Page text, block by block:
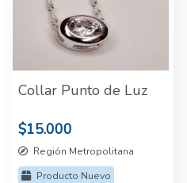
Collar Punto de Luz
$15.000
Región Metropolitana
Producto Nuevo